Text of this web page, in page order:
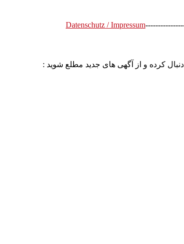
Datenschutz / Impressum
کرده و از آگهی های جدید مطلع شوید :